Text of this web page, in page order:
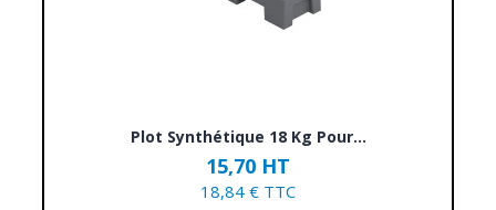
Plot Synthétique 18 Kg Pour...
15,70 HT
18,84 € TTC